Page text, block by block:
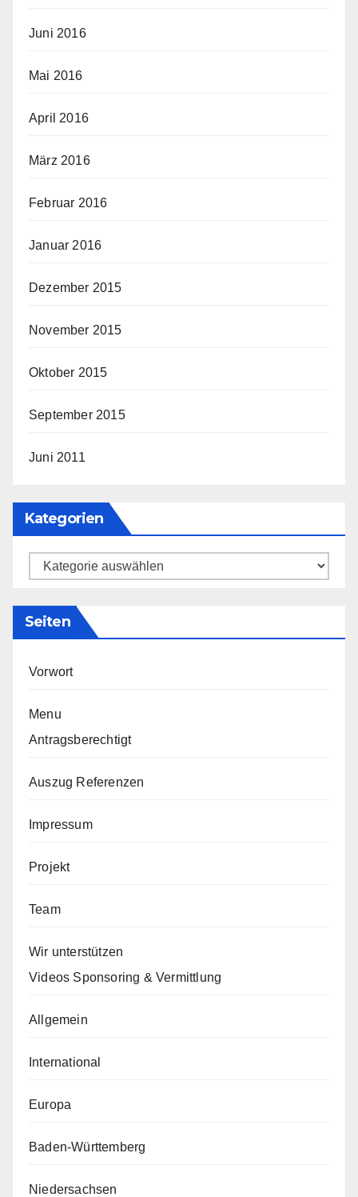
Juni 2016
Mai 2016
April 2016
März 2016
Februar 2016
Januar 2016
Dezember 2015
November 2015
Oktober 2015
September 2015
Juni 2011
Kategorien
Kategorien
Seiten
Vorwort
Menu
Antragsberechtigt
Auszug Referenzen
Impressum
Projekt
Team
Wir unterstützen
Videos Sponsoring & Vermittlung
Allgemein
International
Europa
Baden-Württemberg
Niedersachsen